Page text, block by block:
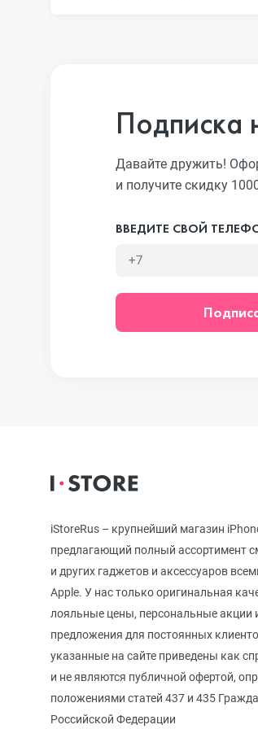
Подписка
Давайте дружить!
и получите скидку
ВВЕДИТЕ СВОЙ
iStoreRus – крупнейший магазин
предлагающий полный ассортимент
и других гаджетов и аксессуаров
Apple. У нас только оригинальная
лояльные цены, персональные акции
предложения для постоянных
указанные на сайте приведены как
и не являются публичной офертой,
положениями статей 437 и 435
Российской Федерации